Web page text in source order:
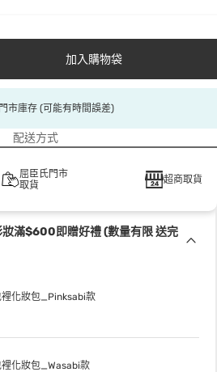
加入購物袋
市庫存 (可能有時間誤差)
配送方式
屈臣氏門市
取貨
超商取貨
妝滿$600即贈好禮 (數量有限 送完
化妝包_Pinksabi款
化妝包_Wasabi款